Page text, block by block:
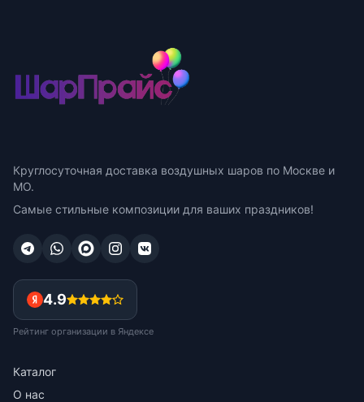
Круглосуточная доставка воздушных шаров по Москве и
МО.
Самые стильные композиции для ваших праздников!
4.9
Рейтинг организации в Яндексе
Каталог
О нас